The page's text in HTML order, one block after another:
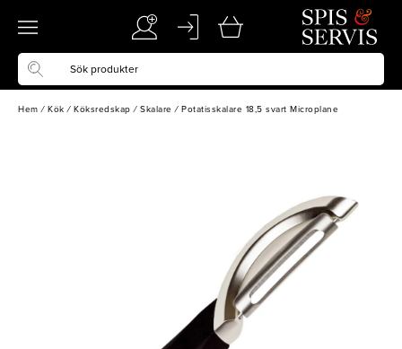
Hem / Kök / Köksredskap / Skalare / Potatisskalare 18,5 svart Microplane